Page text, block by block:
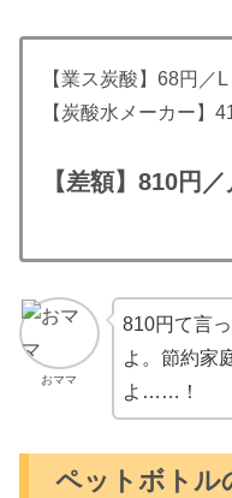
【業ス炭酸】68円／
【炭酸水メーカー】
【差額】810円／
おママ
810円て言
よ。節約家
よ……！
ペットボトル